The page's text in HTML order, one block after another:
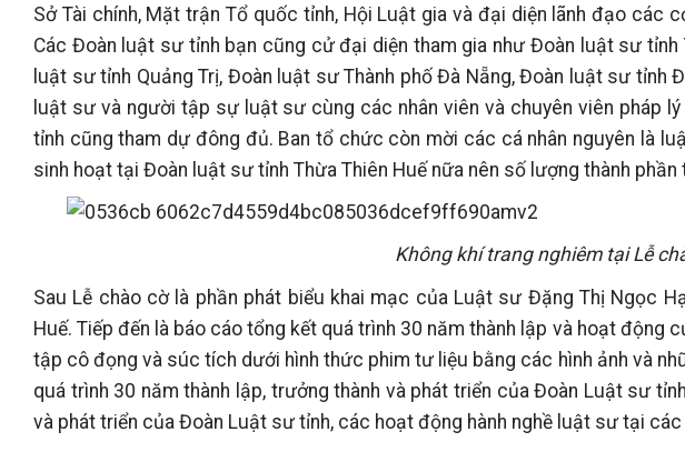
Sở Tài chính, Mặt trận Tổ quốc tỉnh, Hội Luật gia và đại diện lãnh đạo các
Các Đoàn luật sư tỉnh bạn cũng cử đại diện tham gia như Đoàn luật sư tỉnh
luật sư tỉnh Quảng Trị, Đoàn luật sư Thành phố Đà Nẵng, Đoàn luật sư tỉnh
luật sư và người tập sự luật sư cùng các nhân viên và chuyên viên pháp
tỉnh cũng tham dự đông đủ. Ban tổ chức còn mời các cá nhân nguyên là
sinh hoạt tại Đoàn luật sư tỉnh Thừa Thiên Huế nữa nên số lượng thành
Không khí trang nghiêm tại Lễ
Sau Lễ chào cờ là phần phát biểu khai mạc của Luật sư Đặng Thị Ngọc
Huế. Tiếp đến là báo cáo tổng kết quá trình 30 năm thành lập và hoạt động
tập cô đọng và súc tích dưới hình thức phim tư liệu bằng các hình ảnh và
quá trình 30 năm thành lập, trưởng thành và phát triển của Đoàn Luật sư
và phát triển của Đoàn Luật sư tỉnh, các hoạt động hành nghề luật sư tại